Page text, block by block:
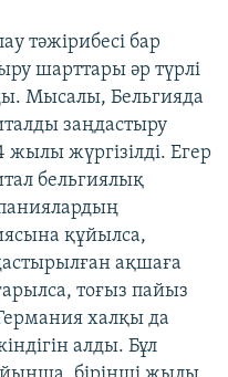
тәжірибесі бар
шарттары әр түрлі
Мысалы, Бельгияда
заңдастыру
жылы жүргізілді. Егер
бельгиялық
құйылса,
ақшаға
тоғыз пайыз
халқы да
алды. Бұл